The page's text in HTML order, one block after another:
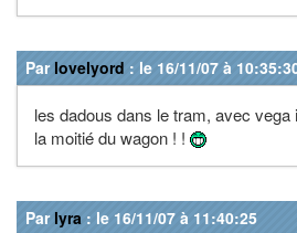
Par lovelyord : le 16/11/07 à
les dadous dans le tram, avec vega
la moitié du wagon ! !
Par lyra : le 16/11/07 à 11:40:25